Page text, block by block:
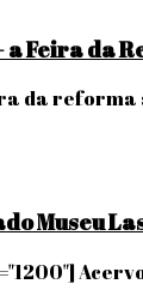
Feira da
da
Museu